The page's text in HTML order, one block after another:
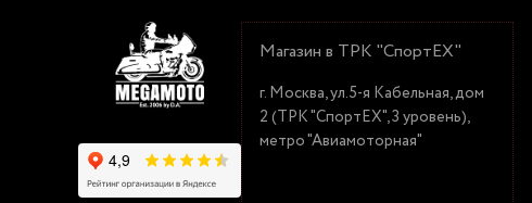
Магазин в ТРК "СпортЕХ"
г. Москва, ул.5-я Кабельная, дом
2 (ТРК "СпортЕХ", 3 уровень),
метро "Авиамоторная"